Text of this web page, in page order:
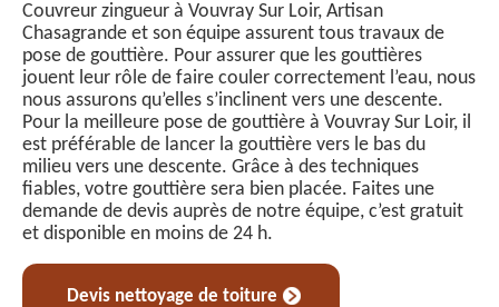
Couvreur zingueur à Vouvray Sur Loir, Artisan
Chasagrande et son équipe assurent tous travaux de
pose de gouttière. Pour assurer que les gouttières
jouent leur rôle de faire couler correctement l’eau, nous
nous assurons qu’elles s’inclinent vers une descente.
Pour la meilleure pose de gouttière à Vouvray Sur Loir, il
est préférable de lancer la gouttière vers le bas du
milieu vers une descente. Grâce à des techniques
fiables, votre gouttière sera bien placée. Faites une
demande de devis auprès de notre équipe, c’est gratuit
et disponible en moins de 24 h.
Devis nettoyage de toiture